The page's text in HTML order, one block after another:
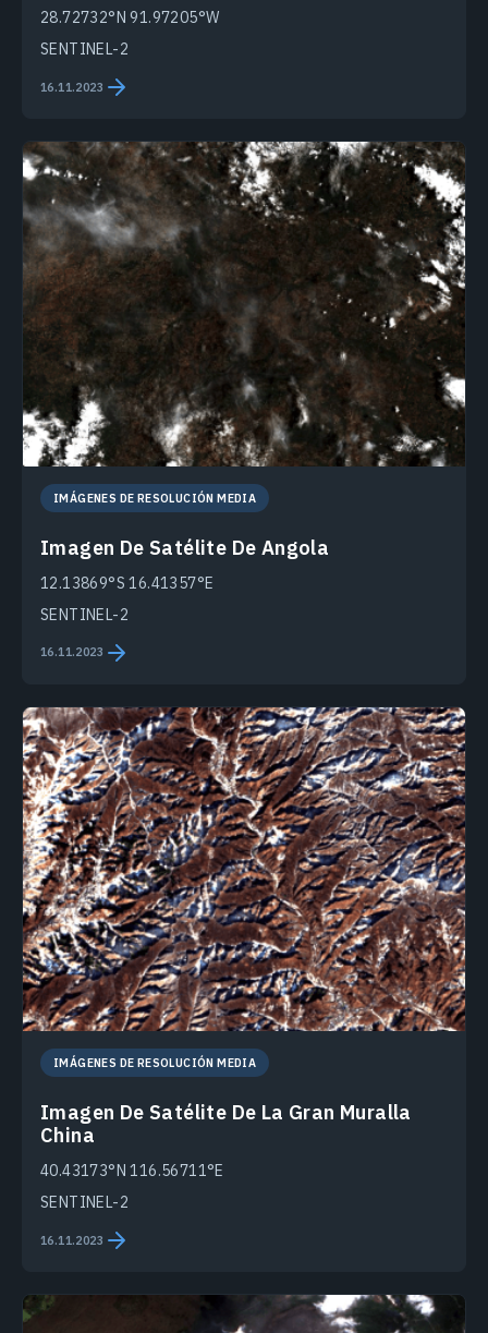
28.72732°N 91.97205°W
SENTINEL-2
16.11.2023
IMÁGENES DE RESOLUCIÓN MEDIA
Imagen De Satélite De Angola
12.13869°S 16.41357°E
SENTINEL-2
16.11.2023
IMÁGENES DE RESOLUCIÓN MEDIA
Imagen De Satélite De La Gran Muralla
China
40.43173°N 116.56711°E
SENTINEL-2
16.11.2023